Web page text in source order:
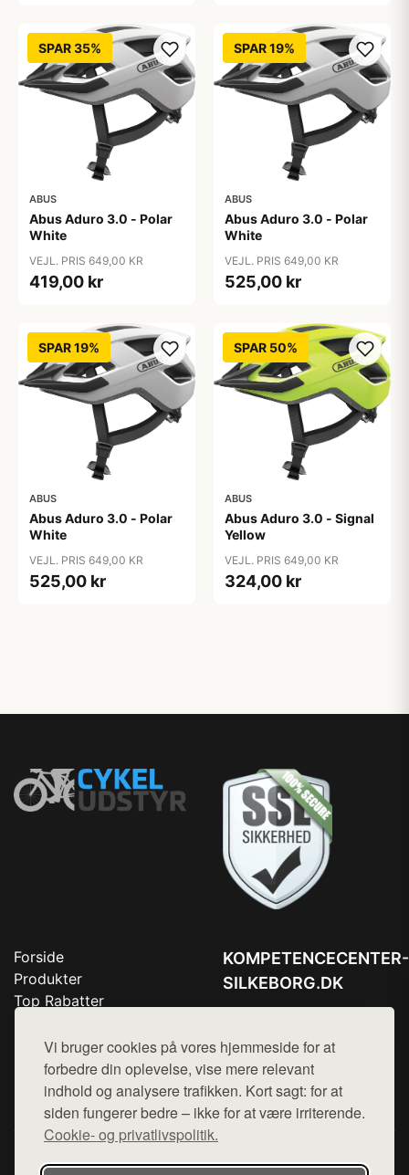
Vi bruger cookies på vores hjemmeside for at
forbedre din oplevelse, vise mere relevant
indhold og analysere trafikken. Kort sagt: for at
siden fungerer bedre – ikke for at være irriterende.
Cookie- og privatlivspolitik.
SPAR 35%
ABUS
Abus Aduro 3.0 - Polar
White
VEJL. PRIS 649,00 KR
419,00 kr
SPAR 19%
ABUS
Abus Aduro 3.0 - Polar
White
VEJL. PRIS 649,00 KR
525,00 kr
SPAR 19%
ABUS
Abus Aduro 3.0 - Polar
White
VEJL. PRIS 649,00 KR
525,00 kr
SPAR 50%
ABUS
Abus Aduro 3.0 - Signal
Yellow
VEJL. PRIS 649,00 KR
324,00 kr
Forside
Produkter
Top Rabatter
Kontakt
KOMPETENCECENTER-
SILKEBORG.DK
Mail:hej@want.dk
Cookie- og privatlivspolitik
Denne side er en del af want.dk, der udgiver en række